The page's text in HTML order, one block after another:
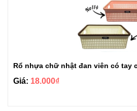
Rổ nhựa chữ nhật đan viên có tay
Giá: 18.000₫